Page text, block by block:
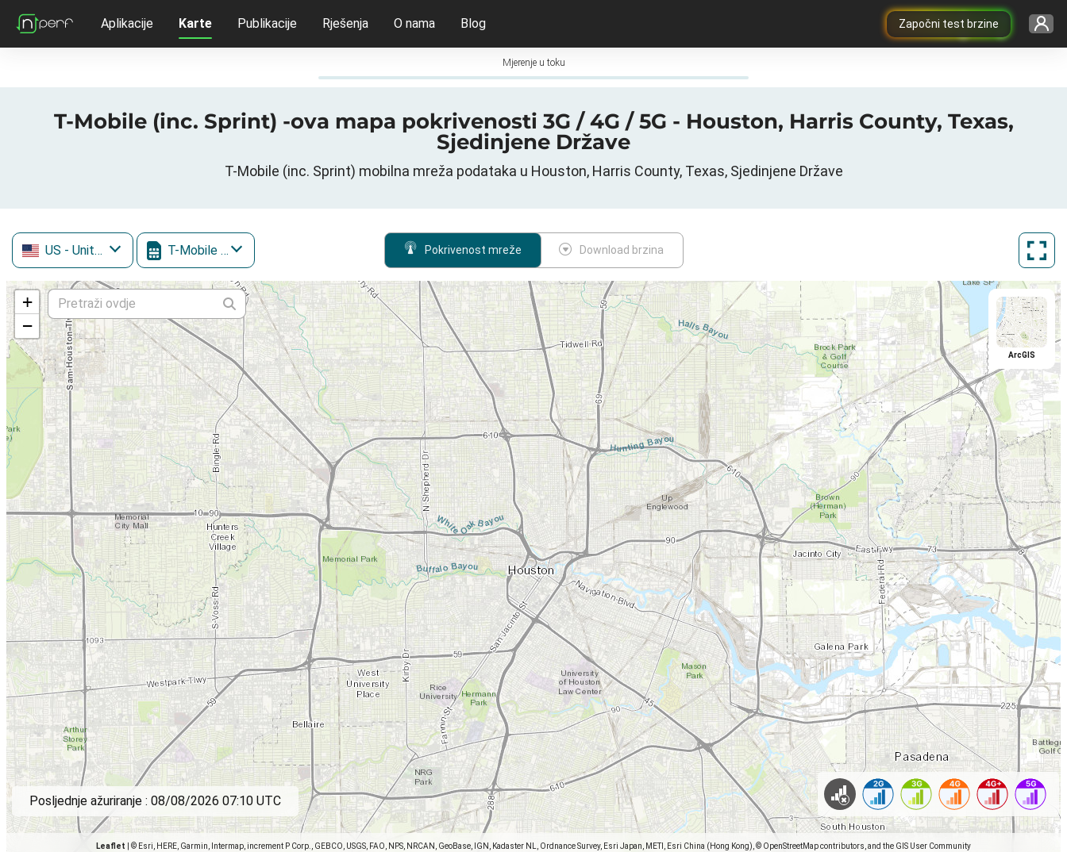
Započni test brzine
Aplikacije Karte Publikacije Rješenja O nama Blog
Mjerenje u toku
T-Mobile (inc. Sprint) -ova mapa pokrivenosti 3G / 4G / 5G - Houston, Harris County, Texas,
Sjedinjene Države
T-Mobile (inc. Sprint) mobilna mreža podataka u Houston, Harris County, Texas, Sjedinjene Države
US - United States T-Mobile (inc. Sprint) Pokrivenost mreže Download brzina
+
−
Leaflet © Esri, HERE, Garmin, Intermap, increment P Corp., GEBCO, USGS, FAO, NPS, NRCAN, GeoBase, IGN, Kadaster NL, Ordnance Survey, Esri Japan, METI, Esri China (Hong Kong), © OpenStreetMap contributors, and the GIS User Community
ArcGIS
Posljednje ažuriranje : 08/08/2026 07:10 UTC